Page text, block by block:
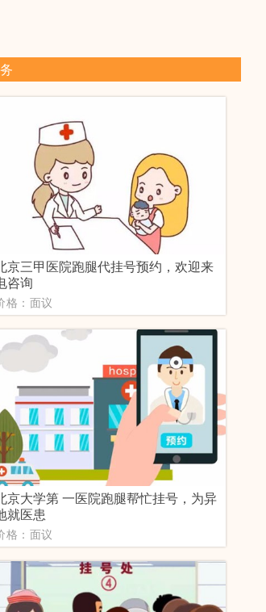
京三甲医院跑腿代挂号预约，欢迎来
咨询
格：面议
京大学第 一医院跑腿帮忙挂号，为异
就医患
格：面议